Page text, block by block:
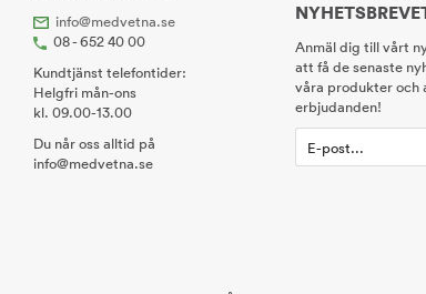
info@medvetna.se
08 - 652 40 00
Kundtjänst telefontider:
Helgfri mån-ons
kl. 09.00-13.00
Du når oss alltid på
info@medvetna.se
Anmäl dig till vårt
att få de senaste
våra produkter och
erbjudanden!